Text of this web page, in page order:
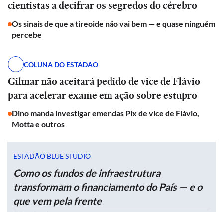
cientistas a decifrar os segredos do cérebro
Os sinais de que a tireoide não vai bem — e quase ninguém
percebe
COLUNA DO ESTADÃO
Gilmar não aceitará pedido de vice de Flávio
para acelerar exame em ação sobre estupro
Dino manda investigar emendas Pix de vice de Flávio,
Motta e outros
ESTADÃO BLUE STUDIO
Como os fundos de infraestrutura
transformam o financiamento do País — e o
que vem pela frente